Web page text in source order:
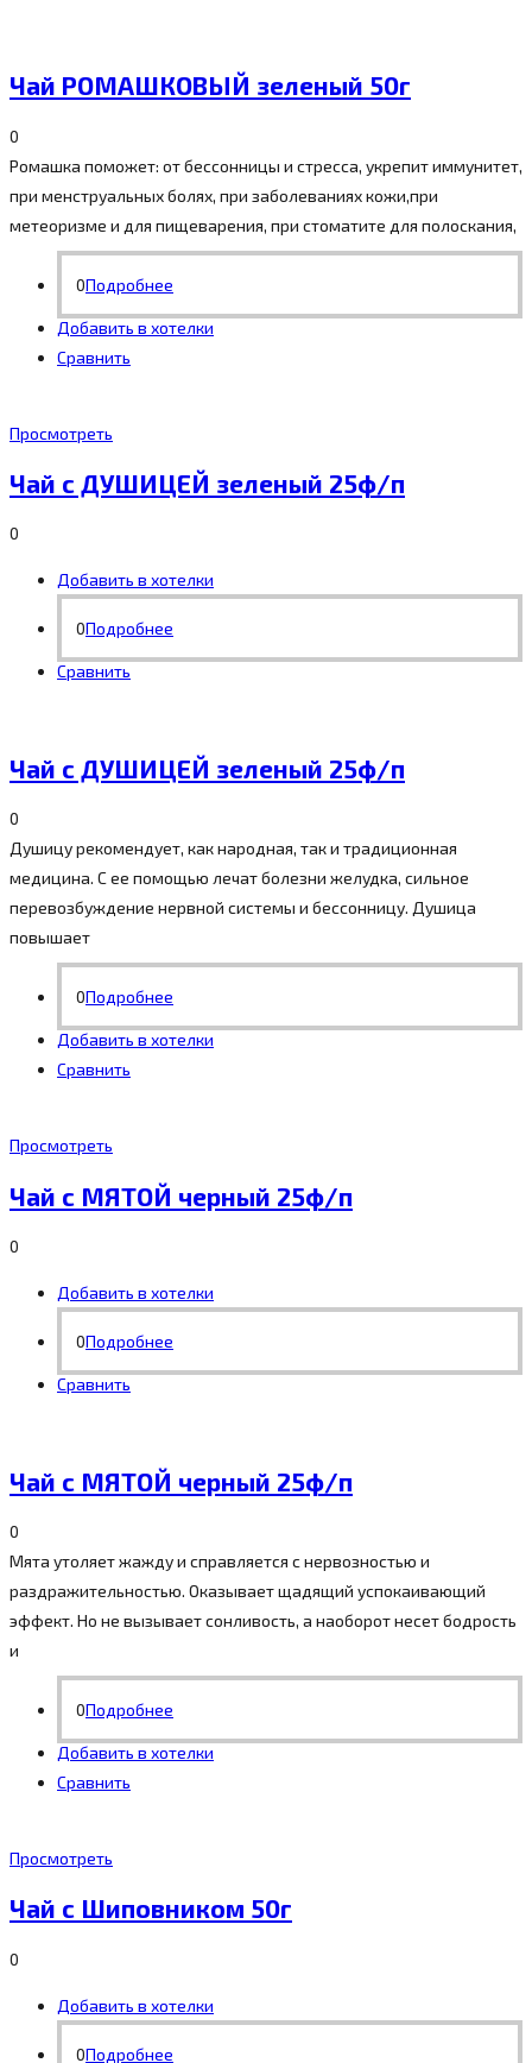
Чай РОМАШКОВЫЙ зеленый 50г
0
Ромашка поможет: от бессонницы и стресса, укрепит иммунитет,
при менструальных болях, при заболеваниях кожи,при
метеоризме и для пищеварения, при стоматите для полоскания,
0Подробнее
Добавить в хотелки
Сравнить
Просмотреть
Чай с ДУШИЦЕЙ зеленый 25ф/п
0
Добавить в хотелки
0Подробнее
Сравнить
Чай с ДУШИЦЕЙ зеленый 25ф/п
0
Душицу рекомендует, как народная, так и традиционная
медицина. С ее помощью лечат болезни желудка, сильное
перевозбуждение нервной системы и бессонницу. Душица
повышает
0Подробнее
Добавить в хотелки
Сравнить
Просмотреть
Чай с МЯТОЙ черный 25ф/п
0
Добавить в хотелки
0Подробнее
Сравнить
Чай с МЯТОЙ черный 25ф/п
0
Мята утоляет жажду и справляется с нервозностью и
раздражительностью. Оказывает щадящий успокаивающий
эффект. Но не вызывает сонливость, а наоборот несет бодрость
и
0Подробнее
Добавить в хотелки
Сравнить
Просмотреть
Чай с Шиповником 50г
0
Добавить в хотелки
0Подробнее